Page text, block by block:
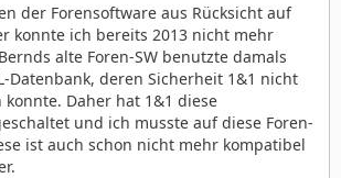
der Forensoftware aus Rücksicht auf
konnte ich bereits 2013 nicht mehr
alte Foren-SW benutzte damals
Datenbank, deren Sicherheit 1&1 nicht
Daher hat 1&1 diese
und ich musste auf diese Foren-
ist auch schon nicht mehr kompatibel